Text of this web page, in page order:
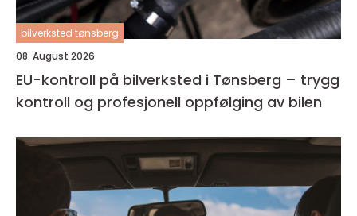
bilverksted tønsberg
08. August 2026
EU-kontroll på bilverksted i Tønsberg – trygg
kontroll og profesjonell oppfølging av bilen